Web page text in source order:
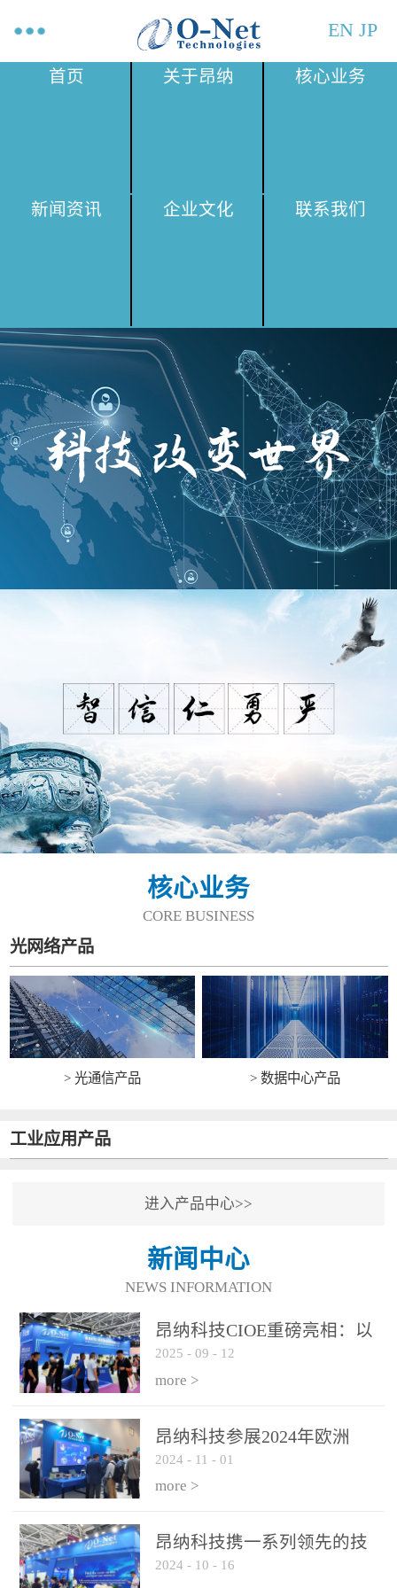
EN JP
首页 关于昂纳 核心业务
新闻资讯 企业文化 联系我们
核心业务
CORE BUSINESS
光网络产品
> 光通信产品 > 数据中心产品
工业应用产品
进入产品中心>>
新闻中心
NEWS INFORMATION
昂纳科技CIOE重磅亮相：以
光通信创新引擎，驱动AI与
算力互联新时代
2025 - 09 - 12
more >
昂纳科技参展2024年欧洲
ECOC展会
2024 - 11 - 01
more >
昂纳科技携一系列领先的技
术平台和优秀产品参展2024
2024 - 10 - 16